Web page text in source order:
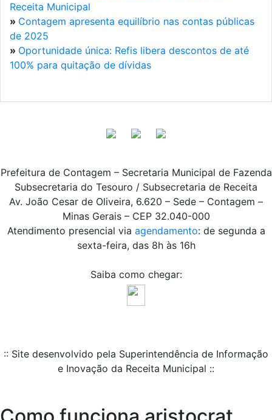
Receita Municipal
» Contagem apresenta equilíbrio nas contas públicas
de 2025
» Oportunidade única: Refis libera descontos de até
100% para quitação de dívidas
Prefeitura de Contagem – Secretaria Municipal de Fazenda
Subsecretaria do Tesouro / Subsecretaria de Receita
Av. João Cesar de Oliveira, 6.620 – Sede – Contagem –
Minas Gerais – CEP 32.040-000
Atendimento presencial via agendamento: de segunda a
sexta-feira, das 8h às 16h
Saiba como chegar:
:: Site desenvolvido pela Superintendência de Informação
e Inovação da Receita Municipal ::